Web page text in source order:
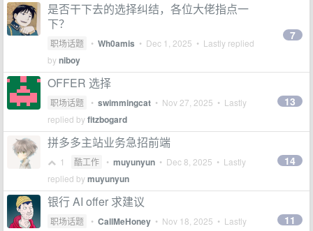
是否干下去的选择纠结，各位大佬指点一
下？
职场话题 • Wh0amis • Dec 1, 2025 • Lastly replied
byniboy
7
OFFER 选择
职场话题 • swimmingcat • Nov 27, 2025 • Lastly
replied byfitzbogard
13
拼多多主站业务急招前端
1 酷工作 • muyunyun • Dec 8, 2025 • Lastly
replied bymuyunyun
14
银行 AI offer 求建议
职场话题 • CallMeHoney • Nov 18, 2025 • Lastly
11